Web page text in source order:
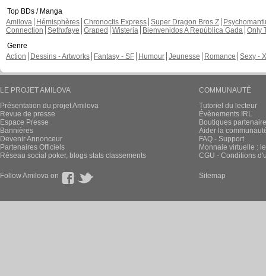
Top BDs / Manga
Amilova
Hémisphères Chronoctis Express Super Dragon Bros Z
Connection Sethxfaye Graped Wisteria Bienvenidos A República Gada Only
Genre
Action
Dessins - Artworks Fantasy - SF Humour Jeunesse Romance Sexy -
LE PROJET AMILOVA
Présentation du projet Amilova
Revue de presse
Espace Presse
Bannières
Devenir Annonceur
Partenaires Officiels
Réseau social poker, blogs stats classements
COMMUNAUTÉ
Tutoriel du lecteur
Évènements IRL
Boutiques
Aider la
FAQ - Support
Monnaie virtuelle :
CGU - Conditions
Follow Amilova on Sitemap